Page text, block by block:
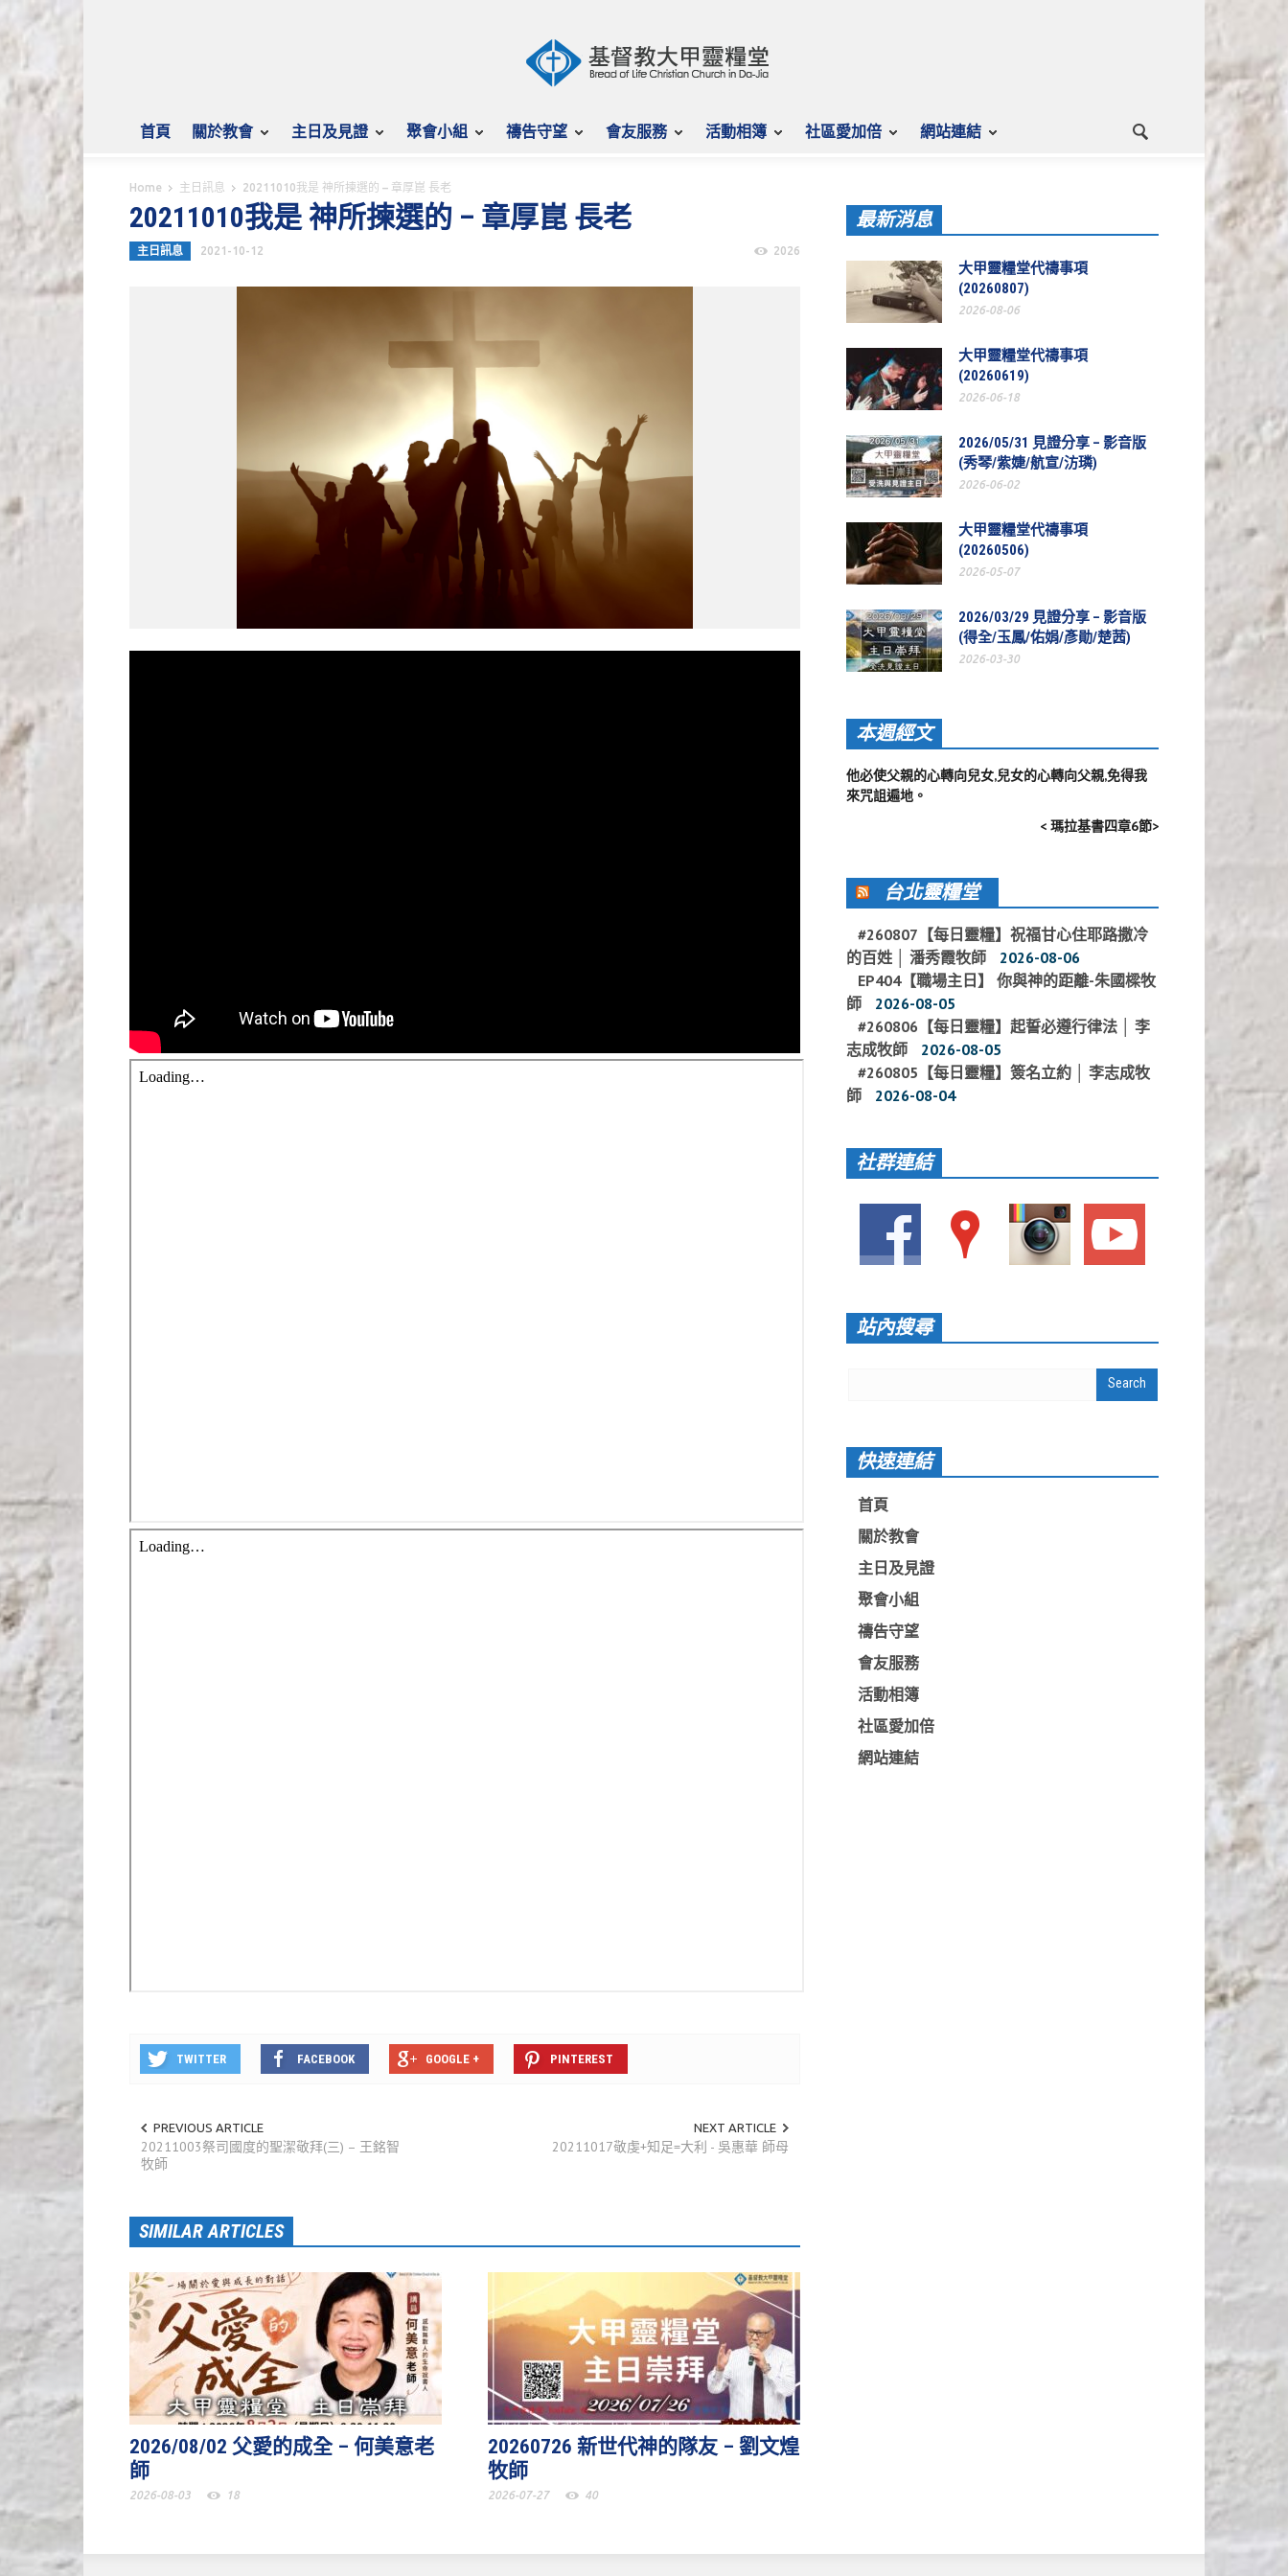
首頁 關於教會 主日及見證 聚會小組 禱告守望 會友服務 活動相簿 社區愛加倍 網站連結
Home 主日訊息 20211010我是 神所揀選的 – 章厚崑 長老
20211010我是 神所揀選的 – 章厚崑 長老
主日訊息 2021-10-12 2026
TWITTER FACEBOOK GOOGLE + PINTEREST
PREVIOUS ARTICLE
20211003祭司國度的聖潔敬拜(三) – 王銘智
牧師
NEXT ARTICLE
20211017敬虔+知足=大利 - 吳惠華 師母
SIMILAR ARTICLES
2026/08/02 父愛的成全 – 何美意老
師
2026-08-03 18
20260726 新世代神的隊友 – 劉文煌
牧師
2026-07-27 40
最新消息
大甲靈糧堂代禱事項
(20260807)
2026-08-06
大甲靈糧堂代禱事項
(20260619)
2026-06-18
2026/05/31 見證分享 – 影音版
(秀琴/紫婕/航宣/汸璘)
2026-06-02
大甲靈糧堂代禱事項
(20260506)
2026-05-07
2026/03/29 見證分享 – 影音版
(得全/玉鳳/佑娟/彥勛/楚茜)
2026-03-30
本週經文
他必使父親的心轉向兒女,兒女的心轉向父親,免得我
來咒詛遍地。
< 瑪拉基書四章6節>
台北靈糧堂
#260807【每日靈糧】祝福甘心住耶路撒冷
的百姓 │ 潘秀霞牧師
2026-08-06
EP404【職場主日】 你與神的距離-朱國樑牧
師
2026-08-05
#260806【每日靈糧】起誓必遵行律法 │ 李
志成牧師
2026-08-05
#260805【每日靈糧】簽名立約 │ 李志成牧
師
2026-08-04
社群連結
站內搜尋
快速連結
首頁
關於教會
主日及見證
聚會小組
禱告守望
會友服務
活動相簿
社區愛加倍
網站連結